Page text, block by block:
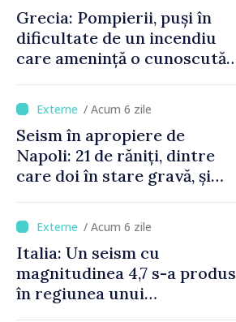
Grecia: Pompierii, puși în
dificultate de un incendiu
care amenință o cunoscută
/ Acum 6 zile
Seism în apropiere de
Napoli: 21 de răniți, dintre
care doi în stare gravă, și
/ Acum 6 zile
Italia: Un seism cu
magnitudinea 4,7 s-a produs
în regiunea unui